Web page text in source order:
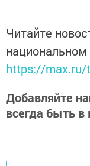
Читайте
https://max.ru/
Добавляйте
всегда быть в